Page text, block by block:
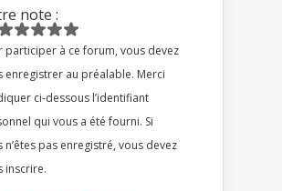
note :
à ce forum, vous devez
enregistrer au préalable. Merci
ci-dessous l’identifiant
qui vous a été fourni. Si
n’êtes pas enregistré, vous devez
inscrire.